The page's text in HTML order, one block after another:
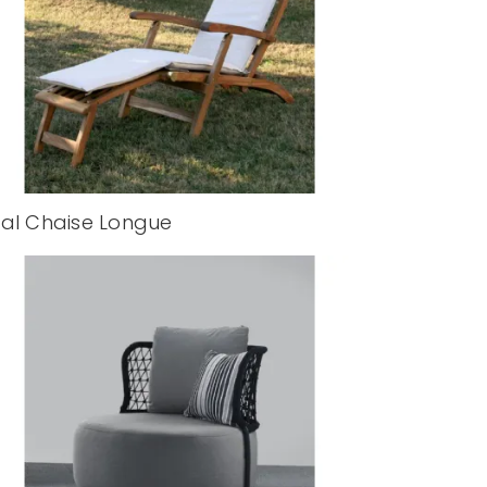
Chaise Longue